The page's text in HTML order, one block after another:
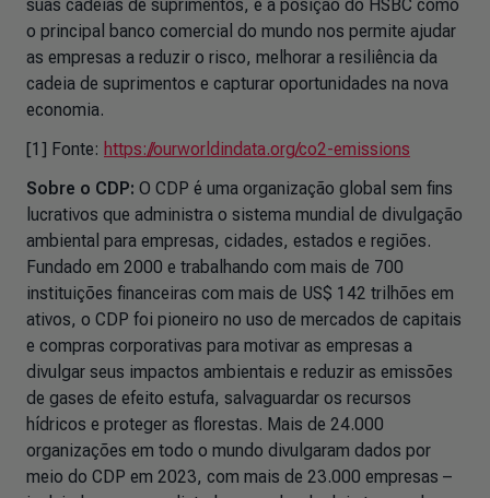
suas cadeias de suprimentos, e a posição do HSBC como
o principal banco comercial do mundo nos permite ajudar
as empresas a reduzir o risco, melhorar a resiliência da
cadeia de suprimentos e capturar oportunidades na nova
economia.
[1] Fonte: https://ourworldindata.org/co2-emissions
Sobre o CDP: O CDP é uma organização global sem fins
lucrativos que administra o sistema mundial de divulgação
ambiental para empresas, cidades, estados e regiões.
Fundado em 2000 e trabalhando com mais de 700
instituições financeiras com mais de US$ 142 trilhões em
ativos, o CDP foi pioneiro no uso de mercados de capitais
e compras corporativas para motivar as empresas a
divulgar seus impactos ambientais e reduzir as emissões
de gases de efeito estufa, salvaguardar os recursos
hídricos e proteger as florestas. Mais de 24.000
organizações em todo o mundo divulgaram dados por
meio do CDP em 2023, com mais de 23.000 empresas –